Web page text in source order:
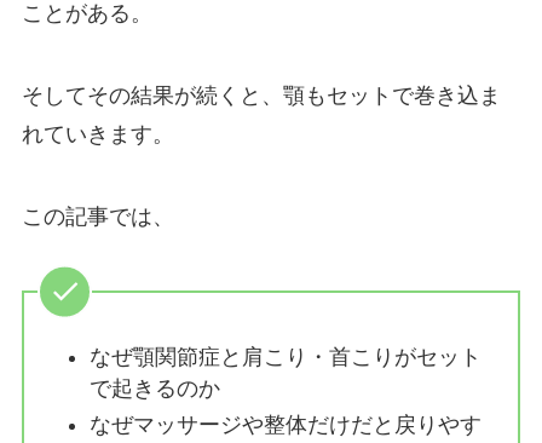
ことがある。
そしてその結果が続くと、顎もセットで巻き込ま
れていきます。
この記事では、
なぜ顎関節症と肩こり・首こりがセット
で起きるのか
なぜマッサージや整体だけだと戻りやす